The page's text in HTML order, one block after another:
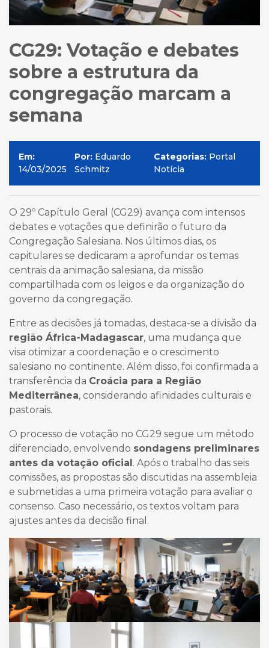
CG29: Votação e debates
sobre a estrutura da
congregação marcam a
semana
Em:
14/03/2025
Por: Eduardo
Schmitz
Categorias: Portal
Notícia
O 29º Capítulo Geral (CG29) avança com intensos
debates e votações que definirão o futuro da
Congregação Salesiana. Nos últimos dias, os
capitulares se dedicaram a aprofundar os temas
centrais da animação salesiana, da missão
compartilhada com os leigos e da organização do
governo da congregação.
Entre as decisões já tomadas, destaca-se a divisão da
região África-Madagascar, uma mudança que
visa otimizar a coordenação e o crescimento
salesiano no continente. Além disso, foi confirmada a
transferência da Croácia para a Região
Mediterrânea, considerando afinidades culturais e
pastorais.
O processo de votação no CG29 segue um método
diferenciado, envolvendo sondagens preliminares
antes da votação oficial . Após o trabalho das seis
comissões, as propostas são discutidas na assembleia
e submetidas a uma primeira votação para avaliar o
consenso. Caso necessário, os textos voltam para
ajustes antes da decisão final.